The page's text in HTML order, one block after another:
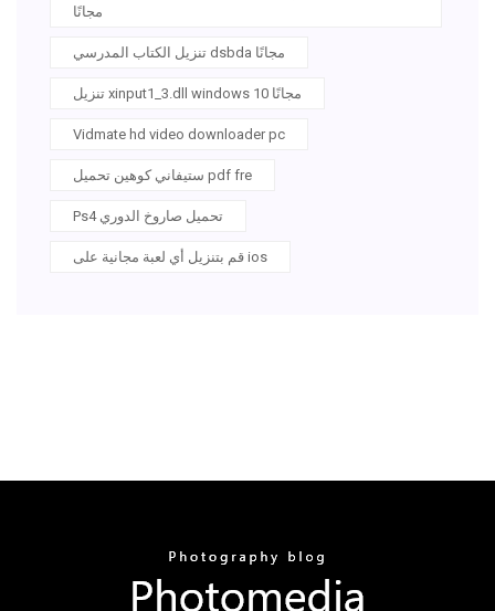
مجانًا
تنزيل الكتاب المدرسي dsbda مجانًا
تنزيل xinput1_3.dll windows 10 مجانًا
Vidmate hd video downloader pc
ستيفاني كوهين تحميل pdf fre
Ps4 تحميل صاروخ الدوري
قم بتنزيل أي لعبة مجانية على ios